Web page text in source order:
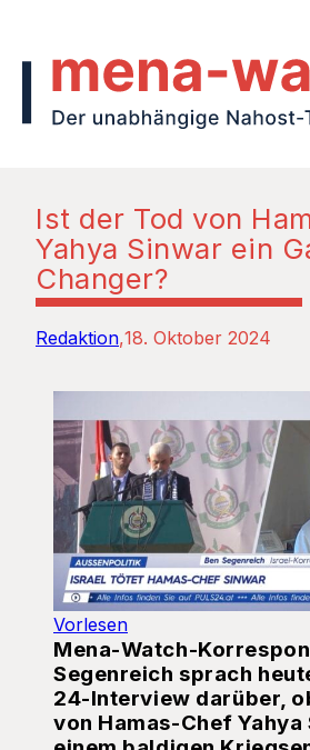
Ist der Tod von
Yahya Sinwar ein
Changer?
Redaktion 18. Oktober 2024
Vorlesen
Mena-Watch-
Segenreich sprach
24-Interview darüber,
von Hamas-Chef Yahya